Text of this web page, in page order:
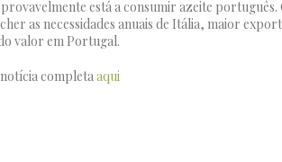
está a consumir azeite
as necessidades anuais de Itália, maior
valor em Portugal.
notícia completaaqui